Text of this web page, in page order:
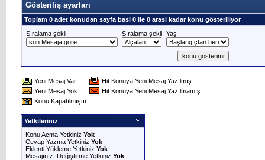
Gösteriliş ayarları
Toplam 0 adet konudan sayfa basi 0 ile 0 arasi kadar konu gösteriliyor
Sıralama şekli
Sıralama şekli Yaş
Yeni Mesaj Var
Hit Konuya Yeni Mesaj Yazılmış
Yeni Mesaj Yok
Hit Konuya Yeni Mesaj Yazılmamış
Konu Kapatılmıştır
Yetkileriniz
Konu Acma Yetkiniz Yok
Cevap Yazma Yetkiniz Yok
Eklenti Yükleme Yetkiniz Yok
Mesajınızı Değiştirme Yetkiniz Yok